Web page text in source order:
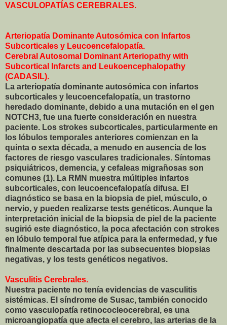
VASCULOPATÍAS CEREBRALES.
Arteriopatía Dominante Autosómica con Infartos
Subcorticales y Leucoencefalopatía.
Cerebral Autosomal Dominant Arteriopathy with
Subcortical Infarcts and Leukoencephalopathy
(CADASIL).
La arteriopatía dominante autosómica con infartos
subcorticales y leucoencefalopatía, un trastorno
heredado dominante, debido a una mutación en el gen
NOTCH3, fue una fuerte consideración en nuestra
paciente. Los strokes subcorticales, particularmente en
los lóbulos temporales anteriores comienzan en la
quinta o sexta década, a menudo en ausencia de los
factores de riesgo vasculares tradicionales. Síntomas
psiquiátricos, demencia, y cefaleas migrañosas son
comunes (1). La RMN muestra múltiples infartos
subcorticales, con leucoencefalopatía difusa. El
diagnóstico se basa en la biopsia de piel, músculo, o
nervio, y pueden realizarse tests genéticos. Aunque la
interpretación inicial de la biopsia de piel de la paciente
sugirió este diagnóstico, la poca afectación con strokes
en lóbulo temporal fue atípica para la enfermedad, y fue
finalmente descartada por las subsecuentes biopsias
negativas, y los tests genéticos negativos.
Vasculitis Cerebrales.
Nuestra paciente no tenía evidencias de vasculitis
sistémicas. El síndrome de Susac, también conocido
como vasculopatía retinococleocerebral, es una
microangiopatía que afecta el cerebro, las arterias de la